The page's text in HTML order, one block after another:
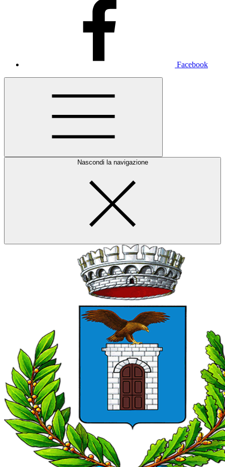
Facebook
Nascondi la navigazione